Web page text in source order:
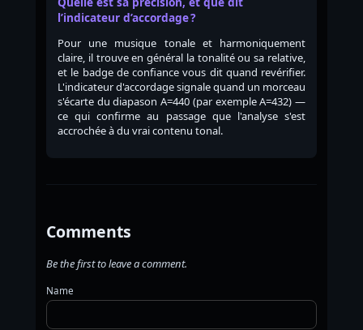
l’indicateur d’accordage ?
Pour une musique tonale et harmoniquement
claire, il trouve en général la tonalité ou sa relative,
et le badge de confiance vous dit quand revérifier.
L'indicateur d'accordage signale quand un morceau
s'écarte du diapason A=440 (par exemple A=432) —
ce qui confirme au passage que l'analyse s'est
accrochée à du vrai contenu tonal.
Comments
Be the first to leave a comment.
Name